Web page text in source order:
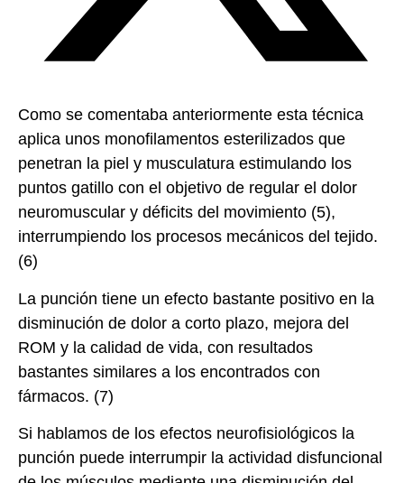
Como se comentaba anteriormente esta técnica
aplica unos monofilamentos esterilizados que
penetran la piel y musculatura estimulando los
puntos gatillo con el objetivo de regular el dolor
neuromuscular y déficits del movimiento (5),
interrumpiendo los procesos mecánicos del tejido.
(6)
La punción tiene un efecto bastante positivo en la
disminución de dolor a corto plazo, mejora del
ROM y la calidad de vida, con resultados
bastantes similares a los encontrados con
fármacos. (7)
Si hablamos de los efectos neurofisiológicos la
punción puede interrumpir la actividad disfuncional